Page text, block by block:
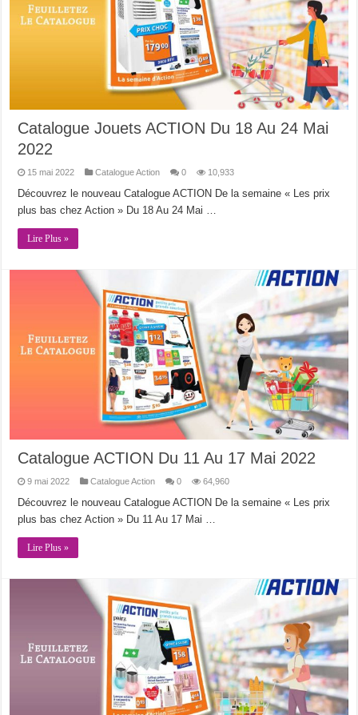
Catalogue Jouets ACTION Du 18 Au 24 Mai
2022
15 mai 2022 Catalogue Action 0 10,933
Découvrez le nouveau Catalogue ACTION De la semaine « Les prix
plus bas chez Action » Du 18 Au 24 Mai …
Lire Plus »
Catalogue ACTION Du 11 Au 17 Mai 2022
9 mai 2022 Catalogue Action 0 64,960
Découvrez le nouveau Catalogue ACTION De la semaine « Les prix
plus bas chez Action » Du 11 Au 17 Mai …
Lire Plus »